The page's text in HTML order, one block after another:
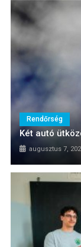
Rendőrség
Két autó
augusztus 7,